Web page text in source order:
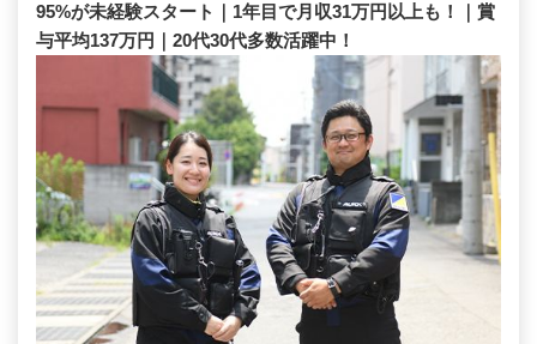
95%が未経験スタート｜1年目で月収31万円以上も！｜賞
与平均137万円｜20代30代多数活躍中！